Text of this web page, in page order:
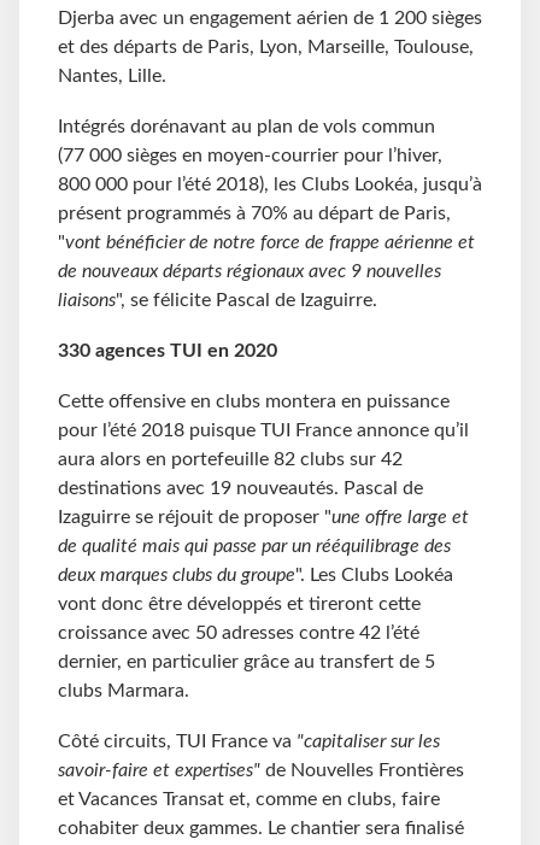
Djerba avec un engagement aérien de 1 200 sièges
et des départs de Paris, Lyon, Marseille, Toulouse,
Nantes, Lille.
Intégrés dorénavant au plan de vols commun
(77 000 sièges en moyen-courrier pour l’hiver,
800 000 pour l’été 2018), les Clubs Lookéa, jusqu’à
présent programmés à 70% au départ de Paris,
"vont bénéficier de notre force de frappe aérienne et
de nouveaux départs régionaux avec 9 nouvelles
liaisons", se félicite Pascal de Izaguirre.
330 agences TUI en 2020
Cette offensive en clubs montera en puissance
pour l’été 2018 puisque TUI France annonce qu’il
aura alors en portefeuille 82 clubs sur 42
destinations avec 19 nouveautés. Pascal de
Izaguirre se réjouit de proposer "une offre large et
de qualité mais qui passe par un rééquilibrage des
deux marques clubs du groupe". Les Clubs Lookéa
vont donc être développés et tireront cette
croissance avec 50 adresses contre 42 l’été
dernier, en particulier grâce au transfert de 5
clubs Marmara.
Côté circuits, TUI France va "capitaliser sur les
savoir-faire et expertises" de Nouvelles Frontières
et Vacances Transat et, comme en clubs, faire
cohabiter deux gammes. Le chantier sera finalisé